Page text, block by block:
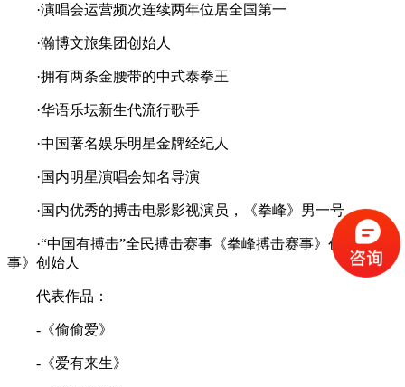
·演唱会运营频次连续两年位居全国第一
·瀚博文旅集团创始人
·拥有两条金腰带的中式泰拳王
·华语乐坛新生代流行歌手
·中国著名娱乐明星金牌经纪人
·国内明星演唱会知名导演
·国内优秀的搏击电影影视演员，《拳峰》男一号
·“中国有搏击”全民搏击赛事《拳峰搏击赛事》创始人
事》创始人
代表作品：
-《偷偷爱》
-《爱有来生》